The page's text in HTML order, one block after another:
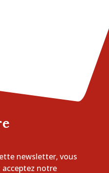
newsletter, vous
acceptez notre